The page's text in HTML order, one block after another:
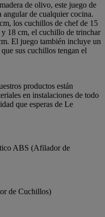
de olivo, este juego de
angular de cualquier cocina.
los cuchillos de chef de 15
18 cm, el cuchillo de trinchar
El juego también incluye un
sus cuchillos tengan el
productos están
en instalaciones de todo
que esperas de Le
ABS (Afilador de
de Cuchillos)